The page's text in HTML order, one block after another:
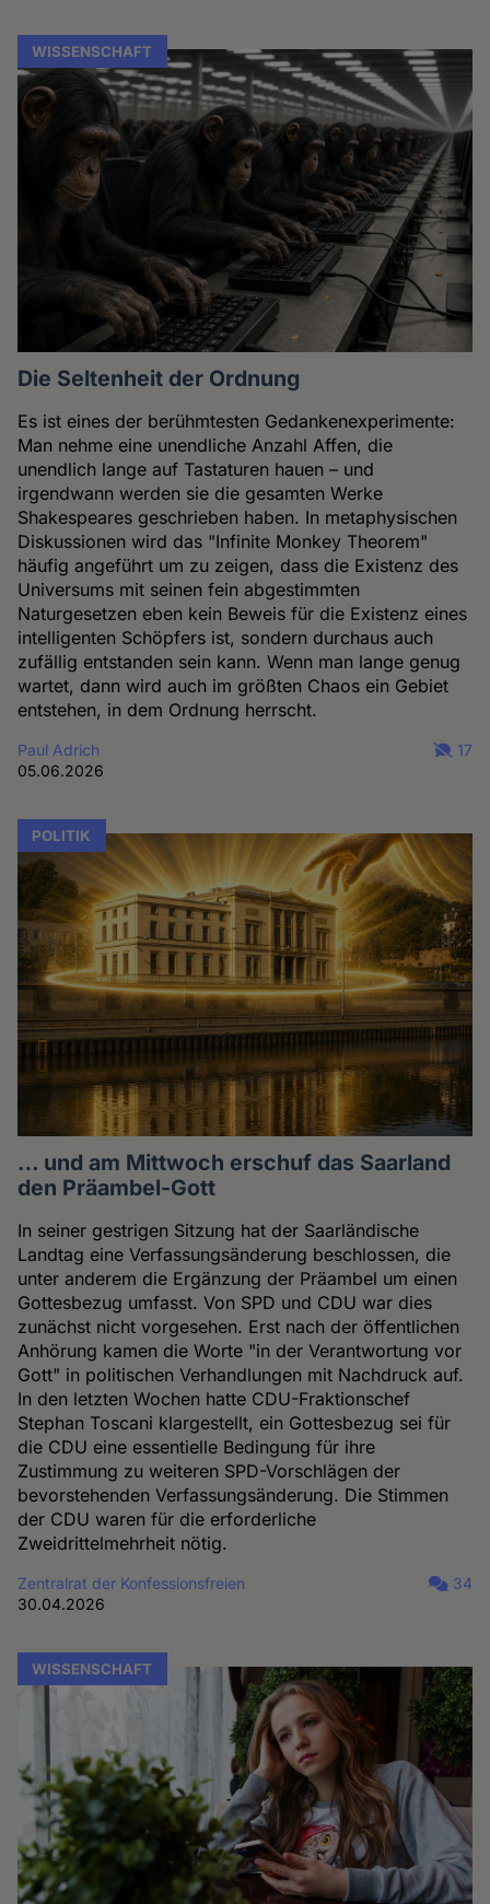
WISSENSCHAFT
Die Seltenheit der Ordnung
Es ist eines der berühmtesten Gedankenexperimente:
Man nehme eine unendliche Anzahl Affen, die
unendlich lange auf Tastaturen hauen – und
irgendwann werden sie die gesamten Werke
Shakespeares geschrieben haben. In metaphysischen
Diskussionen wird das "Infinite Monkey Theorem"
häufig angeführt um zu zeigen, dass die Existenz des
Universums mit seinen fein abgestimmten
Naturgesetzen eben kein Beweis für die Existenz eines
intelligenten Schöpfers ist, sondern durchaus auch
zufällig entstanden sein kann. Wenn man lange genug
wartet, dann wird auch im größten Chaos ein Gebiet
entstehen, in dem Ordnung herrscht.
Paul Adrich
05.06.2026
17
POLITIK
… und am Mittwoch erschuf das Saarland
den Präambel-Gott
In seiner gestrigen Sitzung hat der Saarländische
Landtag eine Verfassungsänderung beschlossen, die
unter anderem die Ergänzung der Präambel um einen
Gottesbezug umfasst. Von SPD und CDU war dies
zunächst nicht vorgesehen. Erst nach der öffentlichen
Anhörung kamen die Worte "in der Verantwortung vor
Gott" in politischen Verhandlungen mit Nachdruck auf.
In den letzten Wochen hatte CDU-Fraktionschef
Stephan Toscani klargestellt, ein Gottesbezug sei für
die CDU eine essentielle Bedingung für ihre
Zustimmung zu weiteren SPD-Vorschlägen der
bevorstehenden Verfassungsänderung. Die Stimmen
der CDU waren für die erforderliche
Zweidrittelmehrheit nötig.
Zentralrat der Konfessionsfreien
30.04.2026
34
WISSENSCHAFT